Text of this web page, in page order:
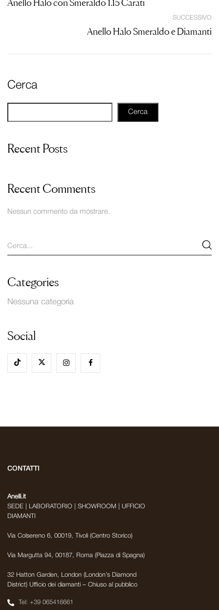
Cerca
Cerca
Recent Posts
Recent Comments
Nessun commento da mostrare.
Categories
Nessuna categoria
Social
SUCCESSIVO
Anello Halo Smeraldo e Diamanti
CONTATTI
Anelli.it
SEDE | LABORATORIO | SHOWROOM | UFFICIO
DIAMANTI
Via Colsereno 6, 00019, Tivoli (Centro Storico)
Via Margutta 94, 00187, Roma (Piazza di Spagna)
32 Hatton Garden, London (London’s Diamond
District) Ufficio dei diamanti – Chiuso al pubblico
Tel: +39 065416661